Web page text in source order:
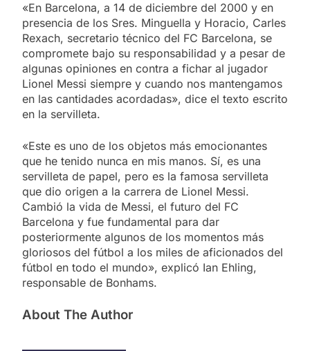
«En Barcelona, a 14 de diciembre del 2000 y en
presencia de los Sres. Minguella y Horacio, Carles
Rexach, secretario técnico del FC Barcelona, se
compromete bajo su responsabilidad y a pesar de
algunas opiniones en contra a fichar al jugador
Lionel Messi siempre y cuando nos mantengamos
en las cantidades acordadas», dice el texto escrito
en la servilleta.
«Este es uno de los objetos más emocionantes
que he tenido nunca en mis manos. Sí, es una
servilleta de papel, pero es la famosa servilleta
que dio origen a la carrera de Lionel Messi.
Cambió la vida de Messi, el futuro del FC
Barcelona y fue fundamental para dar
posteriormente algunos de los momentos más
gloriosos del fútbol a los miles de aficionados del
fútbol en todo el mundo», explicó Ian Ehling,
responsable de Bonhams.
About The Author